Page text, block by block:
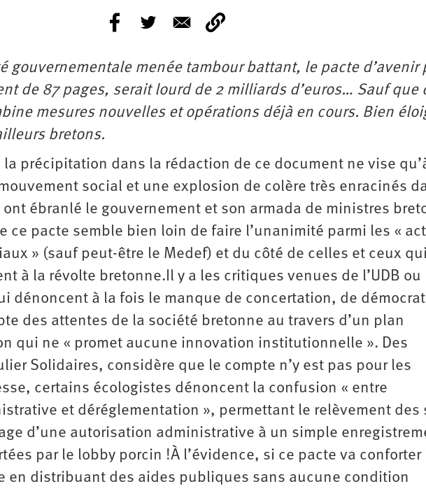
gouvernementale menée tambour battant, le pacte d’avenir
de 87 pages, serait lourd de 2 milliards d’euros… Sauf que
mesures nouvelles et opérations déjà en cours. Bien
bretons.
précipitation dans la rédaction de ce document ne vise
social et une explosion de colère très enracinés
ébranlé le gouvernement et son armada de ministres
ce pacte semble bien loin de faire l’unanimité parmi les «
» (sauf peut-être le Medef) et du côté de celles et ceux
à la révolte bretonne.Il y a les critiques venues de l’UDB ou
dénoncent à la fois le manque de concertation, de
des attentes de la société bretonne au travers d’un plan
qui ne « promet aucune innovation institutionnelle ». Des
Solidaires, considère que le compte n’y est pas pour les
certains écologistes dénoncent la confusion « entre
et déréglementation », permettant le relèvement des
d’une autorisation administrative à un simple
par le lobby porcin !À l’évidence, si ce pacte va conforter
en distribuant des aides publiques sans aucune condition